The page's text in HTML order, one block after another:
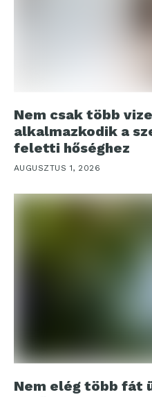
Nem csak több
alkalmazkodik a
feletti hőséghez
AUGUSZTUS 1, 2026
Nem elég több fát